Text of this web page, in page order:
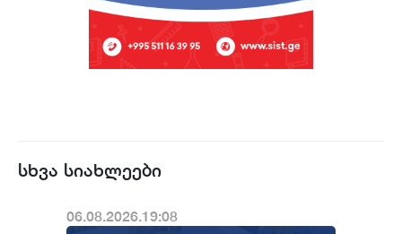
სხვა სიახლეები
06.08.2026.19:08